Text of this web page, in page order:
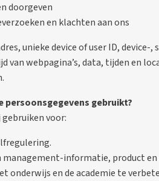
doorgeven
en klachten aan ons
unieke device of user ID,
van webpagina’s, data, tijden en
gebruikt?
voor:
management-informatie, product
onderwijs en de academie te